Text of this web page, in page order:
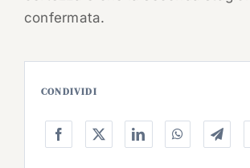
confermata.
CONDIVIDI